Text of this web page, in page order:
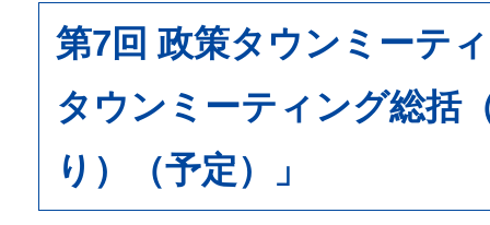
第7回 政策タウンミーテ
タウンミーティング総括
り）（予定）」